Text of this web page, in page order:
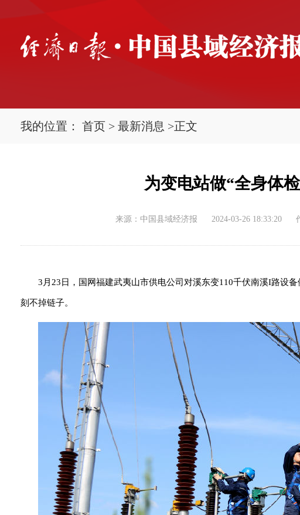
我的位置： 首页 > 最新消息 >正文
为变电站做“全身体
来源：中国县域经济报 2024-03-26 18:33:20
3月23日，国网福建武夷山市供电公司对溪东变110千伏南溪I路设
刻不掉链子。